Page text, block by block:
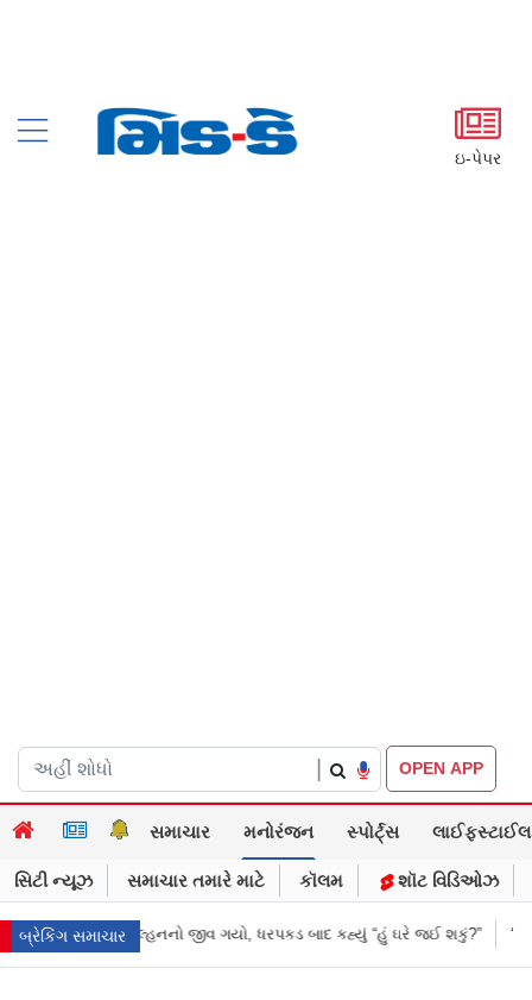
ઇ-પેપર
OPEN APP
સમાચાર મનોરંજન સ્પોર્ટ્સ લાઈફસ્ટાઈલ
સિટી ન્યૂઝ સમાચાર તમારે માટે કૉલમ શૉટ વિડિઓઝ
બ્રેકિંગ સમાચાર
બાદ કહ્યું “હું ઘરે જઈ શકું?” ‘હું બાબા બાગેશ્વર નથી...’: IIT દિલ્હીમાં